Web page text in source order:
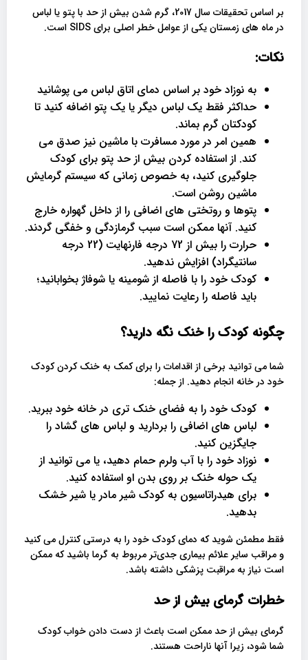
بر اساس تحقیقات سال 2017، گرم شدن بیش از حد با پتو یا لباس
در ماه های زمستان یکی از عوامل خطر اصلی برای SIDS است.
نکات:
به نوزاد خود بر اساس دمای اتاق لباس می پوشانید
حداکثر فقط یک لباس دیگر یا یک پتو اضافه کنید تا
کودکتان گرم بماند.
همین امر در مورد مسافرت با ماشین نیز صدق می
کند. از استفاده کردن بیش از حد پتو برای کودک
جلوگیری کنید، به خصوص زمانی که سیستم گرمایش
ماشین روشن است.
پتوها و روتختی های اضافی را از داخل گهواره خارج
کنید. آنها ممکن است سبب گرمازدگی و خفگی گردند.
حرارت را بیش از 72 درجه فارنهایت (22 درجه
سانتیگراد) افزایش ندهید.
کودک خود را با فاصله از شومینه یا شوفاژ بخوابانید؛
باید فاصله را رعایت نمایید.
چگونه کودک را خنک نگه دارید؟
شما می توانید برخی از اقدامات را برای کمک به خنک کردن کودک
خود در خانه انجام دهید. از جمله:
کودک خود را به فضای خنک تری در خانه خود ببرید.
لباس های اضافی را بردارید و لباس های گشاد را
جایگزین کنید.
نوزاد خود را با آب ولرم حمام دهید، یا می توانید از
یک حوله خنک بر روی بدن او استفاده کنید.
برای هیدراتاسیون به کودک شیر مادر یا شیر خشک
بدهید.
فقط مطمئن شوید که دمای کودک خود را به درستی کنترل می کنید
و مراقب سایر علائم بیماری جدی‌تر مربوط به گرما باشید که ممکن
است نیاز به مراقبت پزشکی داشته باشد.
خطرات گرمای بیش از حد
گرمای بیش از حد ممکن است باعث از دست دادن خواب کودک
شما شود، زیرا آنها ناراحت هستند.